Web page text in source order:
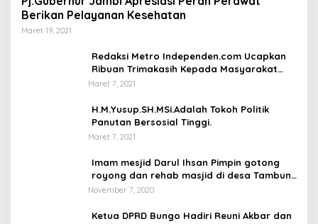
Berikan Pelayanan Kesehatan
Maret 19, 2021
Redaksi Metro Independen.com Ucapkan
Ribuan Trimakasih Kepada Masyarakat
Pengunjung Dan Pembaca.
Maret 7, 2021
H.M.Yusup.SH.MSi.Adalah Tokoh Politik
Panutan Bersosial Tinggi.
Maret 7, 2021
Imam mesjid Darul Ihsan Pimpin gotong
royong dan rehab masjid di desa Tambun
Arang Kecamatan Sumay, kabupaten tebo
November 7, 2020
Ketua DPRD Bungo Hadiri Reuni Akbar dan